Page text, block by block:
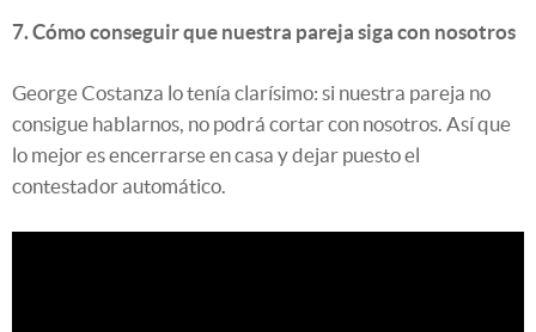
7. Cómo conseguir que nuestra pareja siga con nosotros
George Costanza lo tenía clarísimo: si nuestra pareja no
consigue hablarnos, no podrá cortar con nosotros. Así que
lo mejor es encerrarse en casa y dejar puesto el
contestador automático.